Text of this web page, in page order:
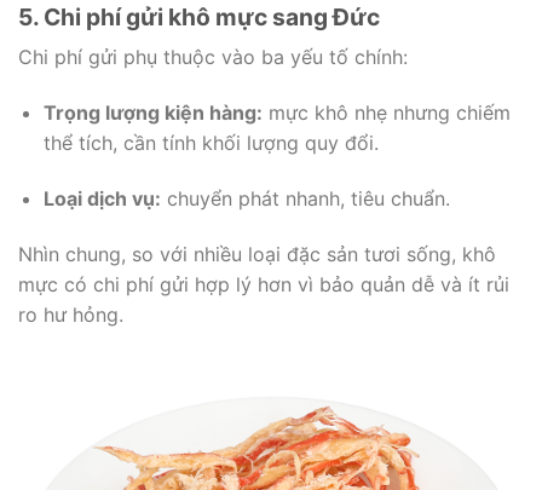
5. Chi phí gửi khô mực sang Đức
Chi phí gửi phụ thuộc vào ba yếu tố chính:
Trọng lượng kiện hàng: mực khô nhẹ nhưng chiếm
thể tích, cần tính khối lượng quy đổi.
Loại dịch vụ: chuyển phát nhanh, tiêu chuẩn.
Nhìn chung, so với nhiều loại đặc sản tươi sống, khô
mực có chi phí gửi hợp lý hơn vì bảo quản dễ và ít rủi
ro hư hỏng.